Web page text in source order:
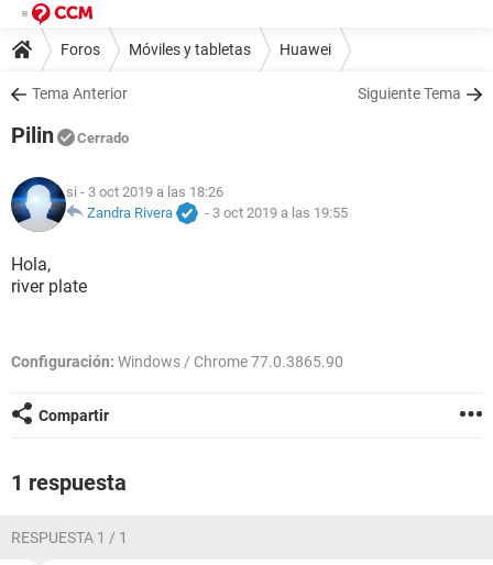
Foros Móviles y tabletas Huawei
Tema Anterior Siguiente Tema
Pilin Cerrado
si - 3 oct 2019 a las 18:26
Zandra Rivera
- 3 oct 2019 a las 19:55
Hola,
river plate
Configuración: Windows / Chrome 77.0.3865.90
Compartir
1 respuesta
RESPUESTA 1 / 1